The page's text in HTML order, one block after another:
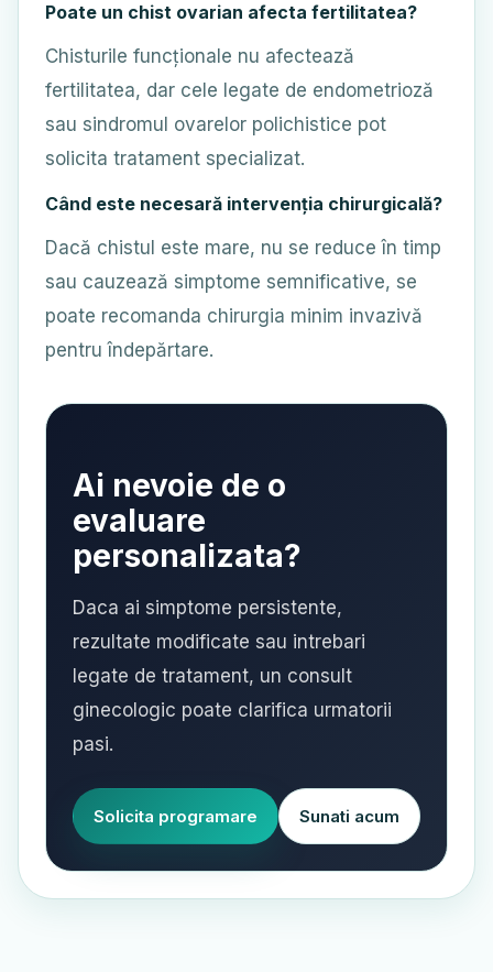
Poate un chist ovarian afecta fertilitatea?
Chisturile funcționale nu afectează
fertilitatea, dar cele legate de endometrioză
sau sindromul ovarelor polichistice pot
solicita tratament specializat.
Când este necesară intervenția chirurgicală?
Dacă chistul este mare, nu se reduce în timp
sau cauzează simptome semnificative, se
poate recomanda chirurgia minim invazivă
pentru îndepărtare.
Ai nevoie de o
evaluare
personalizata?
Daca ai simptome persistente,
rezultate modificate sau intrebari
legate de tratament, un consult
ginecologic poate clarifica urmatorii
pasi.
Solicita programare Sunati acum